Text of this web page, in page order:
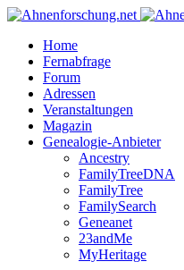
Home
Fernabfrage
Forum
Adressen
Veranstaltungen
Magazin
Genealogie-Anbieter
Ancestry
FamilyTreeDNA
FamilyTree
FamilySearch
Geneanet
23andMe
MyHeritage